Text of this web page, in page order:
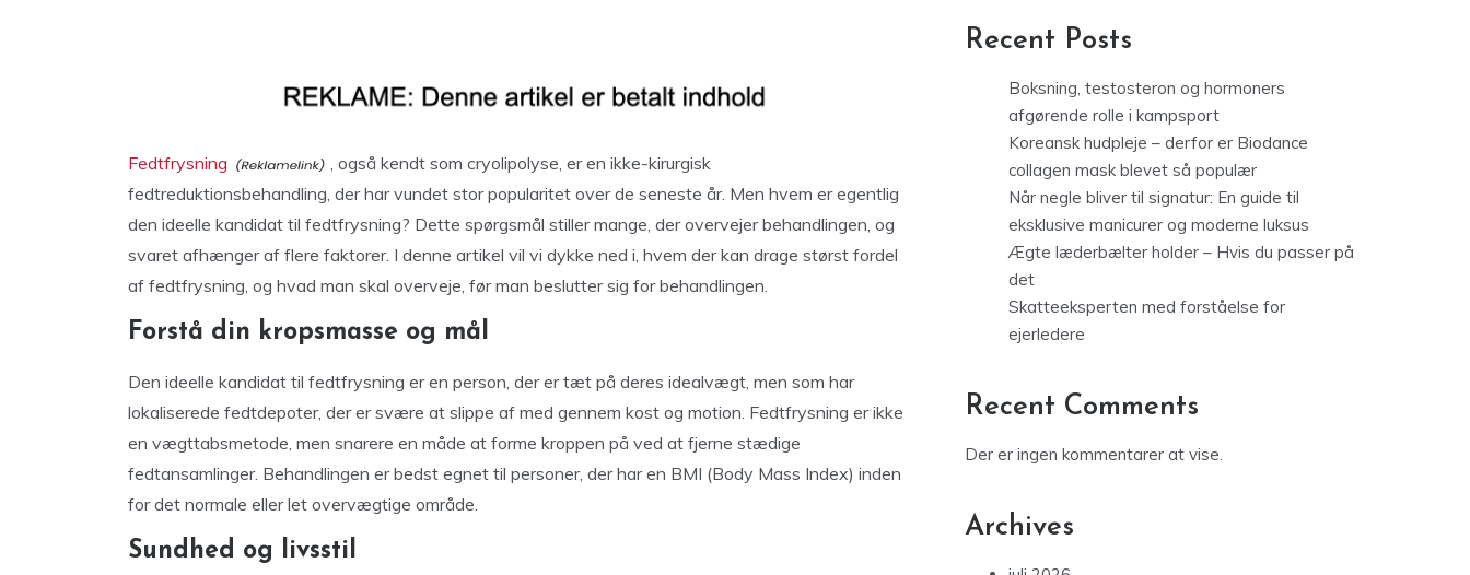
Fedtfrysning
, også kendt som cryolipolyse, er en ikke-kirurgisk
fedtreduktionsbehandling, der har vundet stor popularitet over de seneste år. Men hvem er egentlig
den ideelle kandidat til fedtfrysning? Dette spørgsmål stiller mange, der overvejer behandlingen, og
svaret afhænger af flere faktorer. I denne artikel vil vi dykke ned i, hvem der kan drage størst fordel
af fedtfrysning, og hvad man skal overveje, før man beslutter sig for behandlingen.
Forstå din kropsmasse og mål
Den ideelle kandidat til fedtfrysning er en person, der er tæt på deres idealvægt, men som har
lokaliserede fedtdepoter, der er svære at slippe af med gennem kost og motion. Fedtfrysning er ikke
en vægttabsmetode, men snarere en måde at forme kroppen på ved at fjerne stædige
fedtansamlinger. Behandlingen er bedst egnet til personer, der har en BMI (Body Mass Index) inden
for det normale eller let overvægtige område.
Sundhed og livsstil
Recent Posts
Boksning, testosteron og hormoners
afgørende rolle i kampsport
Koreansk hudpleje – derfor er Biodance
collagen mask blevet så populær
Når negle bliver til signatur: En guide til
eksklusive manicurer og moderne luksus
Ægte læderbælter holder – Hvis du passer på
det
Skatteeksperten med forståelse for
ejerledere
Recent Comments
Der er ingen kommentarer at vise.
Archives